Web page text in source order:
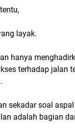
layak.
hanya
terhadap jalan
sekadar soal
adalah bagian